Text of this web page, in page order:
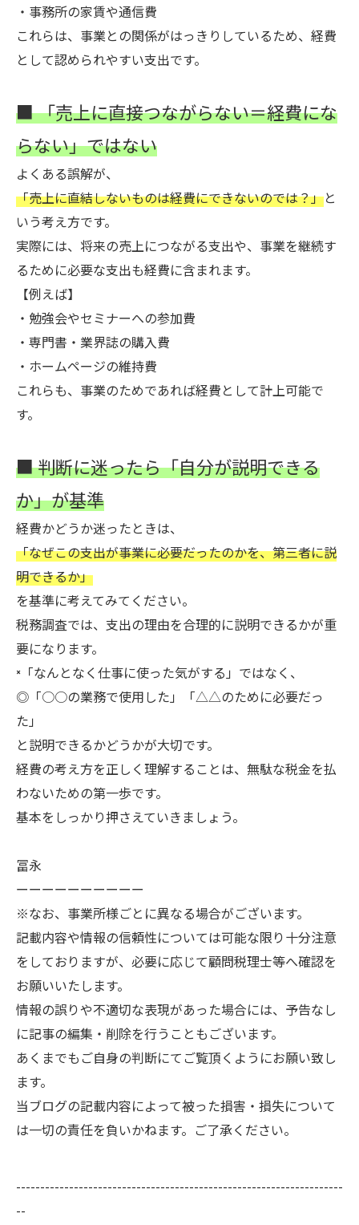
・事務所の家賃や通信費
これらは、事業との関係がはっきりしているため、経費
として認められやすい支出です。
■ 「売上に直接つながらない＝経費にな
らない」ではない
よくある誤解が、
「売上に直結しないものは経費にできないのでは？」と
いう考え方です。
実際には、将来の売上につながる支出や、事業を継続す
るために必要な支出も経費に含まれます。
【例えば】
・勉強会やセミナーへの参加費
・専門書・業界誌の購入費
・ホームページの維持費
これらも、事業のためであれば経費として計上可能で
す。
■ 判断に迷ったら「自分が説明できる
か」が基準
経費かどうか迷ったときは、
「なぜこの支出が事業に必要だったのかを、第三者に説
明できるか」
を基準に考えてみてください。
税務調査では、支出の理由を合理的に説明できるかが重
要になります。
×「なんとなく仕事に使った気がする」ではなく、
◎「○○の業務で使用した」「△△のために必要だっ
た」
と説明できるかどうかが大切です。
経費の考え方を正しく理解することは、無駄な税金を払
わないための第一歩です。
基本をしっかり押さえていきましょう。
冨永
ーーーーーーーーーー
※なお、事業所様ごとに異なる場合がございます。
記載内容や情報の信頼性については可能な限り十分注意
をしておりますが、必要に応じて顧問税理士等へ確認を
お願いいたします。
情報の誤りや不適切な表現があった場合には、予告なし
に記事の編集・削除を行うこともございます。
あくまでもご自身の判断にてご覧頂くようにお願い致し
ます。
当ブログの記載内容によって被った損害・損失について
は一切の責任を負いかねます。ご了承ください。
--------------------------------------------------------------------
--